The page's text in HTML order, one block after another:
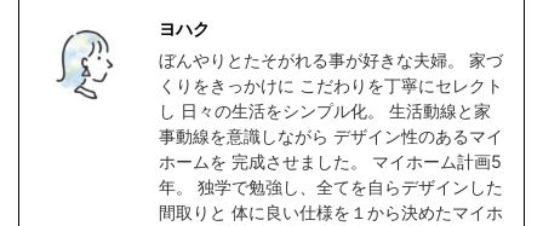
ヨハク
ぼんやりとたそがれる事が好きな夫婦。 家づ
くりをきっかけに こだわりを丁寧にセレクト
し 日々の生活をシンプル化。 生活動線と家
事動線を意識しながら デザイン性のあるマイ
ホームを 完成させました。 マイホーム計画5
年。 独学で勉強し、全てを自らデザインした
間取りと 体に良い仕様を１から決めたマイホ